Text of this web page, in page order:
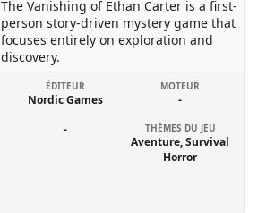
The Vanishing of Ethan Carter is a first-
person story-driven mystery game that
focuses entirely on exploration and
discovery.
ÉDITEUR
Nordic Games
MOTEUR
-
- THÈMES DU JEU
Aventure, Survival
Horror